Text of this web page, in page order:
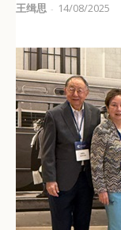
王缉思 - 14/08/2025